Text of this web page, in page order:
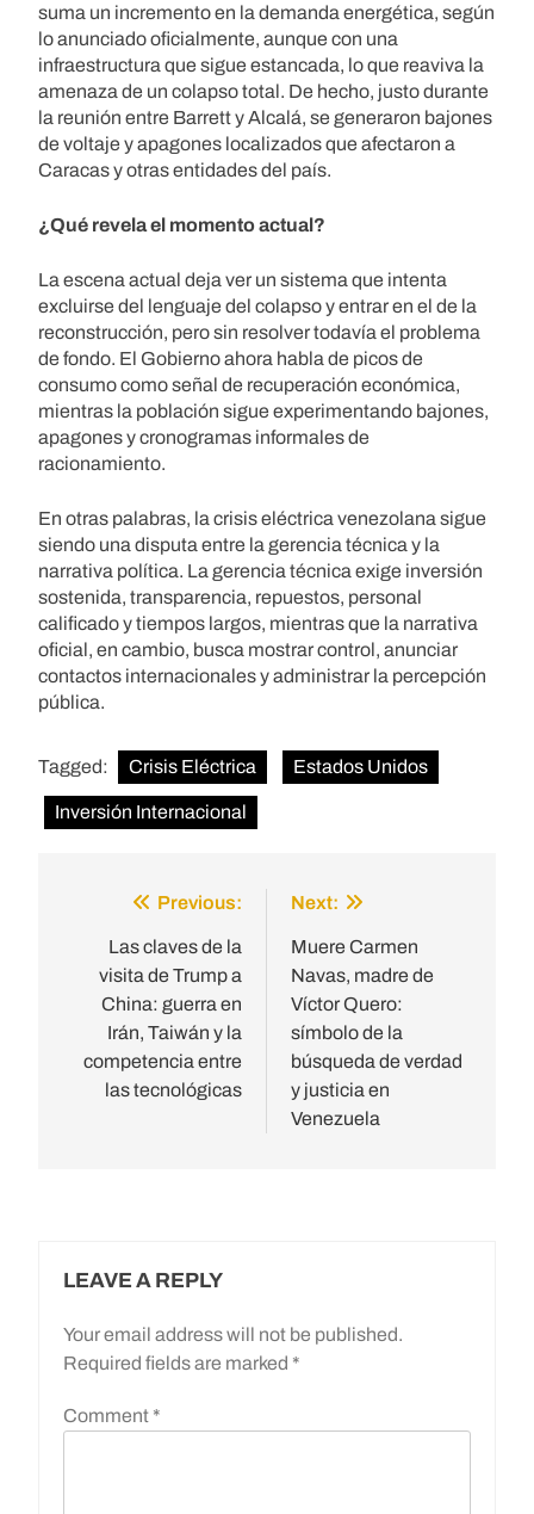
suma un incremento en la demanda energética, según
lo anunciado oficialmente, aunque con una
infraestructura que sigue estancada, lo que reaviva la
amenaza de un colapso total. De hecho, justo durante
la reunión entre Barrett y Alcalá, se generaron bajones
de voltaje y apagones localizados que afectaron a
Caracas y otras entidades del país.
¿Qué revela el momento actual?
La escena actual deja ver un sistema que intenta
excluirse del lenguaje del colapso y entrar en el de la
reconstrucción, pero sin resolver todavía el problema
de fondo. El Gobierno ahora habla de picos de
consumo como señal de recuperación económica,
mientras la población sigue experimentando bajones,
apagones y cronogramas informales de
racionamiento.
En otras palabras, la crisis eléctrica venezolana sigue
siendo una disputa entre la gerencia técnica y la
narrativa política. La gerencia técnica exige inversión
sostenida, transparencia, repuestos, personal
calificado y tiempos largos, mientras que la narrativa
oficial, en cambio, busca mostrar control, anunciar
contactos internacionales y administrar la percepción
pública.
Tagged: Crisis Eléctrica Estados Unidos
Inversión Internacional
navigation
Previous:
Las claves de la
visita de Trump a
China: guerra en
Irán, Taiwán y la
competencia entre
las tecnológicas
Next:
Muere Carmen
Navas, madre de
Víctor Quero:
símbolo de la
búsqueda de verdad
y justicia en
Venezuela
LEAVE A REPLY
Your email address will not be published.
Required fields are marked *
Comment *